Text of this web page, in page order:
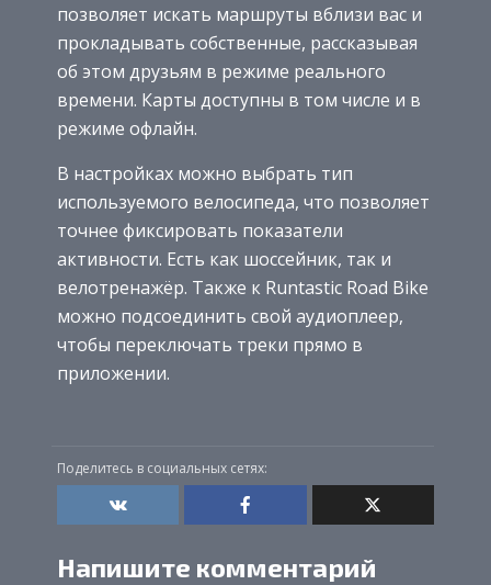
позволяет искать маршруты вблизи вас и
прокладывать собственные, рассказывая
об этом друзьям в режиме реального
времени. Карты доступны в том числе и в
режиме офлайн.
В настройках можно выбрать тип
используемого велосипеда, что позволяет
точнее фиксировать показатели
активности. Есть как шоссейник, так и
велотренажёр. Также к Runtastic Road Bike
можно подсоединить свой аудиоплеер,
чтобы переключать треки прямо в
приложении.
Поделитесь в социальных сетях:
Напишите комментарий